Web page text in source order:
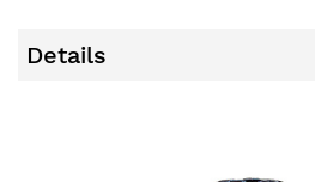
Details